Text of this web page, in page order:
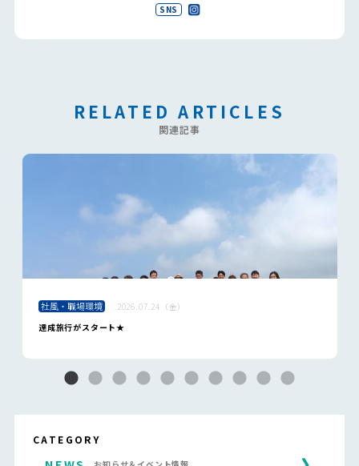
SNS
CATEGORY
RELATED ARTICLES
関連記事
社風・職場環境
2026.07.24（金）
達成旅行がスタート★